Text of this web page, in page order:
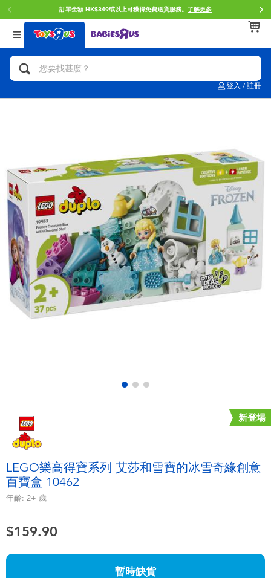
訂單金額 HK$349或以上可獲得免費送貨服務。 了解更多
登入 / 註冊
返回
分類目錄
人氣英雄,角色扮演,射擊玩具
玩具車,貨車,火車及遙控系列
手工藝,文具,蠟筆,泥膠,畫板
娃娃, 芭比,收藏公仔
電子玩具
遊戲及拼圖系列
角色扮演及造型系列
毛毛公仔玩具
嬰兒及學前玩具
返回
品牌
Brunch Brother 早午餐兄弟
Mini Brands
Play-Doh培樂多
Pokemon寶可夢
playpop
LEGO樂高
Globber高樂寶
返回
年齢
0~2歳
8~11歳
12~14歳
14歳以上
新登場
LEGO樂高得寶系列 艾莎和雪寶的冰雪奇緣創意
百寶盒 10462
年齡: 2+ 歲
$159.90
暫時缺貨